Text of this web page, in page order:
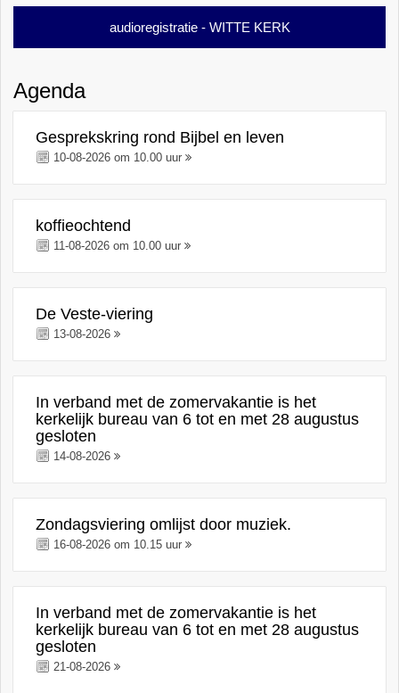
audioregistratie - WITTE KERK
Agenda
Gesprekskring rond Bijbel en leven
10-08-2026 om 10.00 uur
koffieochtend
11-08-2026 om 10.00 uur
De Veste-viering
13-08-2026
In verband met de zomervakantie is het
kerkelijk bureau van 6 tot en met 28 augustus
gesloten
14-08-2026
Zondagsviering omlijst door muziek.
16-08-2026 om 10.15 uur
In verband met de zomervakantie is het
kerkelijk bureau van 6 tot en met 28 augustus
gesloten
21-08-2026